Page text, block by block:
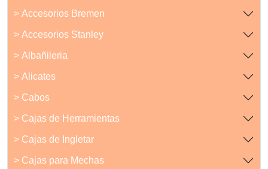
> Accesorios Bremen
> Accesorios Stanley
> Albañileria
> Alicates
> Cabos
> Cajas de Herramientas
> Cajas de Ingletar
> Cajas para Mechas